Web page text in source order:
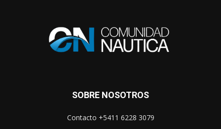
SOBRE NOSOTROS
Contacto +5411 6228 3079